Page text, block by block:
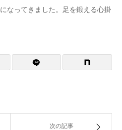
なってきました。足を鍛える心掛
次の記事